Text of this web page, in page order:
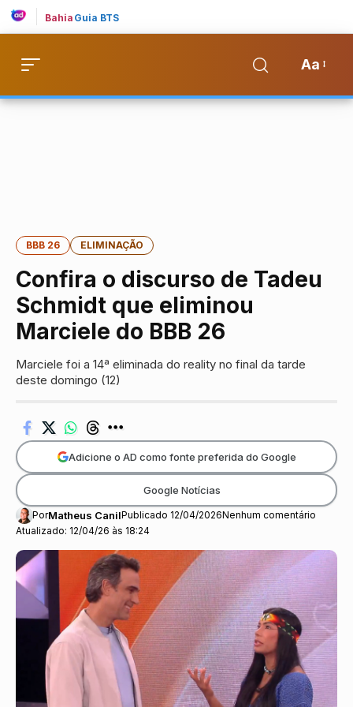
Bahia Guia BTS
Aa
BBB 26 ELIMINAÇÃO
Confira o discurso de Tadeu
Schmidt que eliminou
Marciele do BBB 26
Marciele foi a 14ª eliminada do reality no final da tarde
deste domingo (12)
Atualizado: 12/04/26 às 18:24
PorMatheus CanilPublicado 12/04/2026Nenhum comentário
Adicione o AD como fonte preferida do Google
Google Notícias